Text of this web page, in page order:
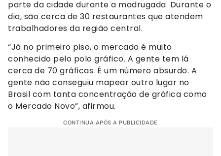
parte da cidade durante a madrugada. Durante o
dia, são cerca de 30 restaurantes que atendem
trabalhadores da região central.
“Já no primeiro piso, o mercado é muito
conhecido pelo polo gráfico. A gente tem lá
cerca de 70 gráficas. É um número absurdo. A
gente não conseguiu mapear outro lugar no
Brasil com tanta concentração de gráfica como
o Mercado Novo”, afirmou.
CONTINUA APÓS A PUBLICIDADE